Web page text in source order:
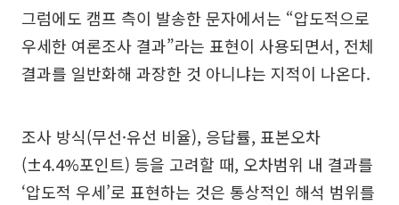
그럼에도 캠프 측이 발송한 문자에서는 “압도적으로
우세한 여론조사 결과”라는 표현이 사용되면서, 전체
결과를 일반화해 과장한 것 아니냐는 지적이 나온다.
조사 방식(무선·유선 비율), 응답률, 표본오차
(±4.4%포인트) 등을 고려할 때, 오차범위 내 결과를
‘압도적 우세’로 표현하는 것은 통상적인 해석 범위를